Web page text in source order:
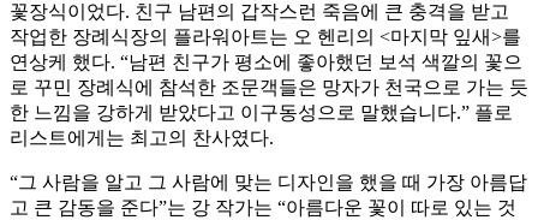
꽃장식이었다. 친구 남편의 갑작스런 죽음에 큰 충격을 받고
작업한 장례식장의 플라워아트는 오 헨리의 <마지막 잎새>를
연상케 했다. “남편 친구가 평소에 좋아했던 보석 색깔의 꽃으
로 꾸민 장례식에 참석한 조문객들은 망자가 천국으로 가는 듯
한 느낌을 강하게 받았다고 이구동성으로 말했습니다.” 플로
리스트에게는 최고의 찬사였다.
“그 사람을 알고 그 사람에 맞는 디자인을 했을 때 가장 아름답
고 큰 감동을 준다”는 강 작가는 “아름다운 꽃이 따로 있는 것